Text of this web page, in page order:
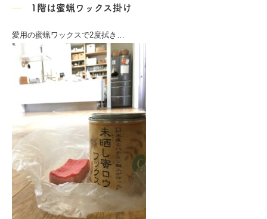
1階は蜜蝋ワックス掛け
愛用の蜜蝋ワックスで2度拭き…